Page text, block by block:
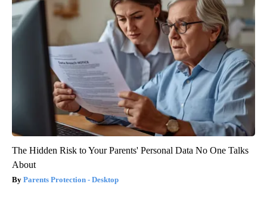
The Hidden Risk to Your Parents' Personal Data No One Talks
About
Parents Protection - Desktop